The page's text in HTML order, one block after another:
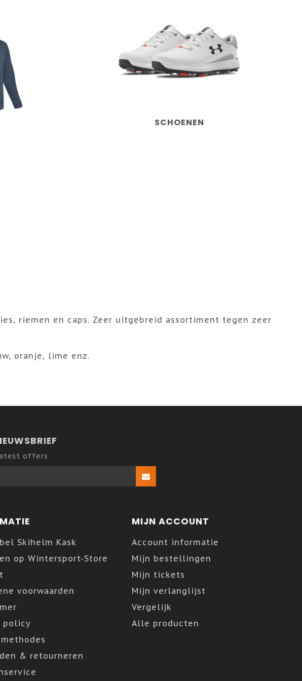
SCHOENEN
riemen en caps. Zeer uitgebreid assortiment tegen zeer
oranje, lime enz.
offers
Skihelm Kask
op Wintersport-Store
voorwaarden
policy
& retourneren
MIJN ACCOUNT
Account informatie
Mijn bestellingen
Mijn tickets
Mijn verlanglijst
Vergelijk
Alle producten